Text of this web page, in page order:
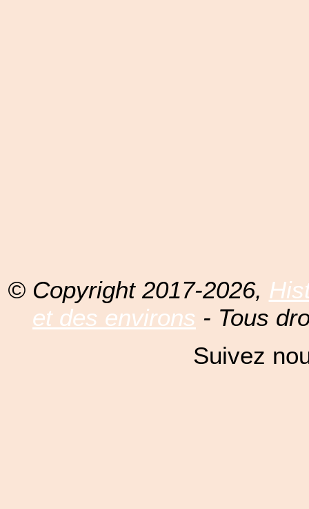
© Copyright 2017-2026,
et des environs - Tous
Suivez